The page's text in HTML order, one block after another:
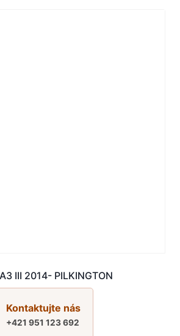
III 2014- PILKINGTON
Kontaktujte nás
+421 951 123 692